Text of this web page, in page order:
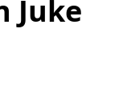
Juke